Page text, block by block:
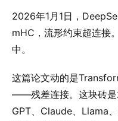
2026年1月1日，
mHC，流形约束超连接
中。
这篇论文动的是
——残差连接。这块砖是
GPT、Claude、Llama